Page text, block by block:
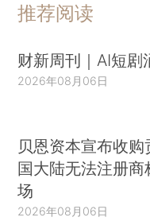
推荐阅读
财新周刊｜AI短剧
2026年08月06日
贝恩资本宣布收购
国大陆无法注册商
场
2026年08月06日